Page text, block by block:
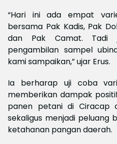
“Hari ini ada empat
bersama Pak Kadis, Pak
dan Pak Camat. Tadi
pengambilan sampel
kami sampaikan,” ujar Erus.
Ia berharap uji coba
memberikan dampak
panen petani di Ciracap
sekaligus menjadi peluang
ketahanan pangan daerah.